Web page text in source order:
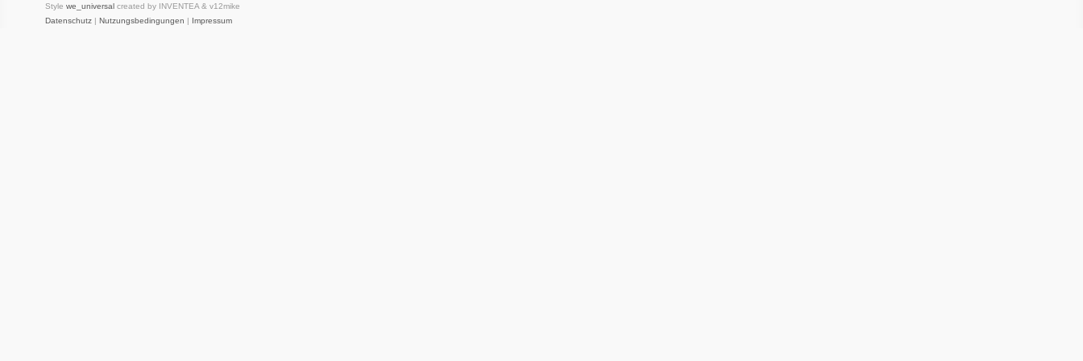
Style we_universalcreated by INVENTEA & v12mike
Datenschutz| Nutzungsbedingungen | Impressum